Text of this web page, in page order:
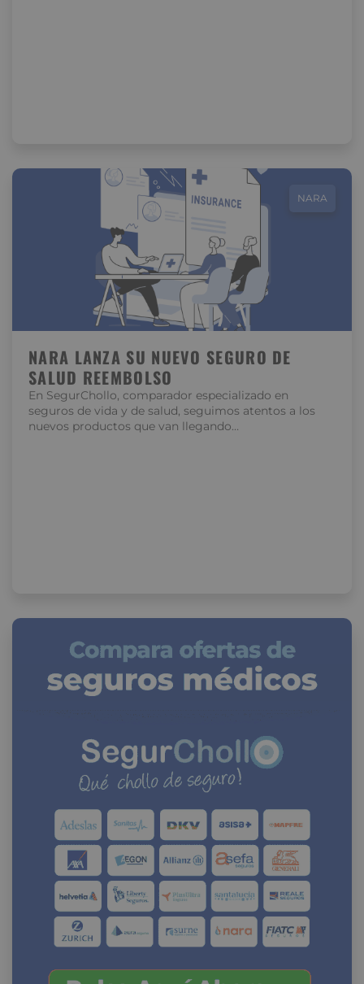
NARA
NARA LANZA SU NUEVO SEGURO DE
SALUD REEMBOLSO
En SegurChollo, comparador especializado en
seguros de vida y de salud, seguimos atentos a los
nuevos productos que van llegando…